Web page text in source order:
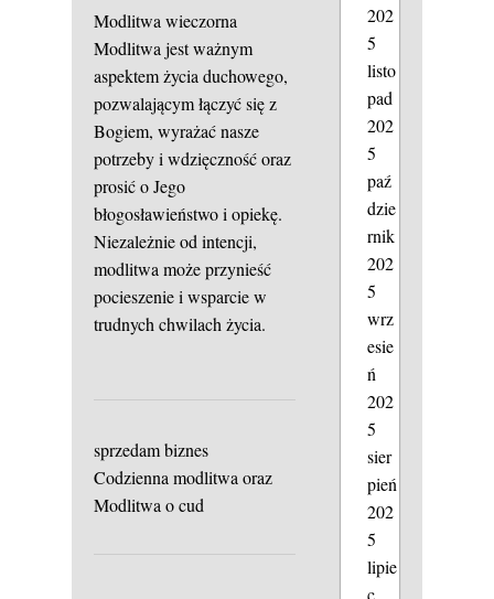
Modlitwa wieczorna
Modlitwa jest ważnym
aspektem życia duchowego,
pozwalającym łączyć się z
Bogiem, wyrażać nasze
potrzeby i wdzięczność oraz
prosić o Jego
błogosławieństwo i opiekę.
Niezależnie od intencji,
modlitwa może przynieść
pocieszenie i wsparcie w
trudnych chwilach życia.
sprzedam biznes
Codzienna modlitwa oraz
Modlitwa o cud
202
5
listo
pad
202
5
paź
dzie
rnik
202
5
wrz
esie
ń
202
5
sier
pień
202
5
lipie
c